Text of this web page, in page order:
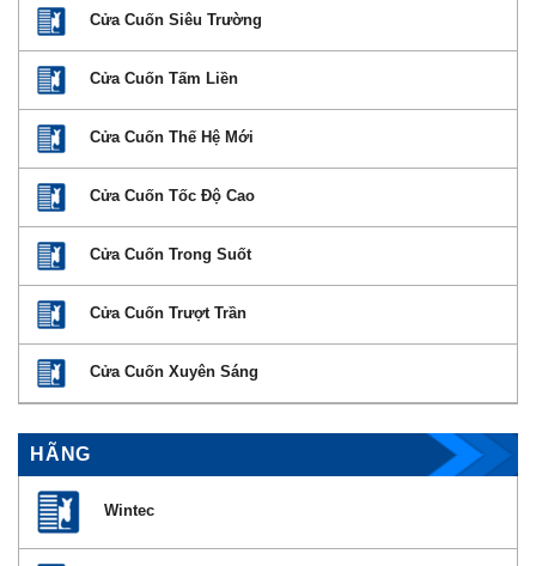
Cửa Cuốn Siêu Trường
Cửa Cuốn Tấm Liền
Cửa Cuốn Thế Hệ Mới
Cửa Cuốn Tốc Độ Cao
Cửa Cuốn Trong Suốt
Cửa Cuốn Trượt Trần
Cửa Cuốn Xuyên Sáng
HÃNG
Wintec